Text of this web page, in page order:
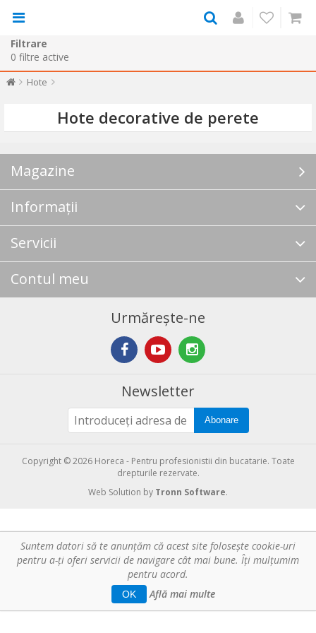
Filtrare
0 filtre active
Hote
Hote decorative de perete
Magazine
Informații
Servicii
Contul meu
Urmărește-ne
Newsletter
Abonare
Copyright © 2026 Horeca - Pentru profesionistii din bucatarie. Toate
drepturile rezervate.
Web Solution by Tronn Software.
Suntem datori să te anunţăm că acest site foloseşte cookie-uri
pentru a-ți oferi servicii de navigare cât mai bune. Îţi mulțumim
pentru acord.
OK Află mai multe